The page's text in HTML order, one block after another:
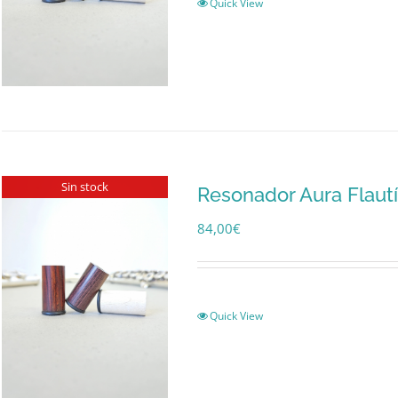
Quick View
Sin stock Resonador Aura
84,00€
Quick View